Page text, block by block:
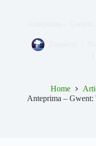
Home
Anteprima – Gwent: